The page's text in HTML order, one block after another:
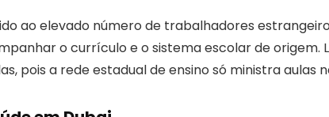
ao elevado número de trabalhadores
o currículo e o sistema escolar de origem.
pois a rede estadual de ensino só ministra aulas